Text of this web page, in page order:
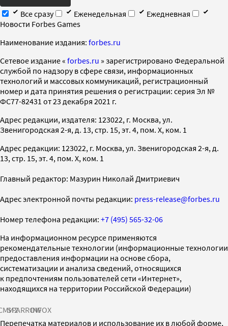
Все сразу
Еженедельная
Ежедневная
Новости Forbes Games
Наименование издания: forbes.ru
Cетевое издание « forbes.ru » зарегистрировано Федеральной
службой по надзору в сфере связи, информационных
технологий и массовых коммуникаций, регистрационный
номер и дата принятия решения о регистрации: серия Эл №
ФС77-82431 от 23 декабря 2021 г.
Адрес редакции, издателя: 123022, г. Москва, ул.
Звенигородская 2-я, д. 13, стр. 15, эт. 4, пом. X, ком. 1
Адрес редакции: 123022, г. Москва, ул. Звенигородская 2-я, д.
13, стр. 15, эт. 4, пом. X, ком. 1
Главный редактор: Мазурин Николай Дмитриевич
Адрес электронной почты редакции: press-release@forbes.ru
Номер телефона редакции: +7 (495) 565-32-06
На информационном ресурсе применяются
рекомендательные технологии (информационные технологии
предоставления информации на основе сбора,
систематизации и анализа сведений, относящихся
к предпочтениям пользователей сети «Интернет»,
находящихся на территории Российской Федерации)
SPARROWINFOX
Перепечатка материалов и использование их в любой форме,